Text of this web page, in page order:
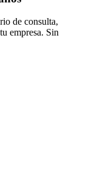
de consulta,
empresa. Sin